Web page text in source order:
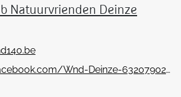
Natuurvrienden Deinze
https://www.facebook.com/Wnd-Deinze-632079026860259